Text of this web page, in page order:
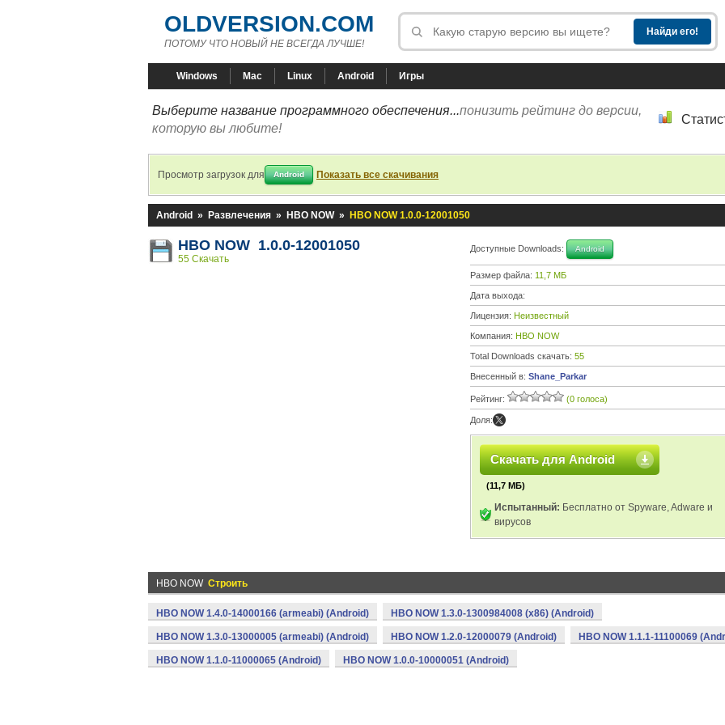
OLDVERSION.COM
ПОТОМУ ЧТО НОВЫЙ НЕ ВСЕГДА ЛУЧШЕ!
Windows Mac Linux Android Игры
Выберите название программного обеспечения...понизить рейтинг до версии,
которую вы любите!
Просмотр загрузок для Android Показать все скачивания
Android » Развлечения » HBO NOW » HBO NOW 1.0.0-12001050
HBO NOW 1.0.0-12001050
55 Скачать
Доступные Downloads: Android
Размер файла: 11,7 МБ
Дата выхода:
Лицензия: Неизвестный
Компания: HBO NOW
Total Downloads скачать: 55
Внесенный в: Shane_Parkar
Рейтинг: (0 голоса)
Доля:
Скачать для Android
(11,7 МБ)
Испытанный: Бесплатно от Spyware, Adware и
вирусов
HBO NOW Строить
HBO NOW 1.4.0-14000166 (armeabi) (Android) HBO NOW 1.3.0-1300984008 (x86) (Android)
HBO NOW 1.3.0-13000005 (armeabi) (Android) HBO NOW 1.2.0-12000079 (Android) HBO NOW 1.1.1-11100069
HBO NOW 1.1.0-11000065 (Android) HBO NOW 1.0.0-10000051 (Android)